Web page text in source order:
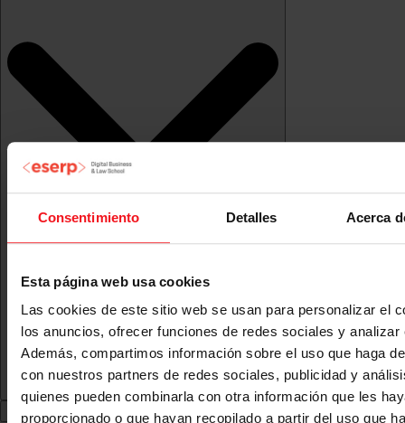
Consentimiento Detalles Acerca
Esta página web usa cookies
Las cookies de este sitio web se usan para personalizar el
los anuncios, ofrecer funciones de redes sociales y analizar
Además, compartimos información sobre el uso que haga
con nuestros partners de redes sociales, publicidad y
quienes pueden combinarla con otra información que les
proporcionado o que hayan recopilado a partir del uso que